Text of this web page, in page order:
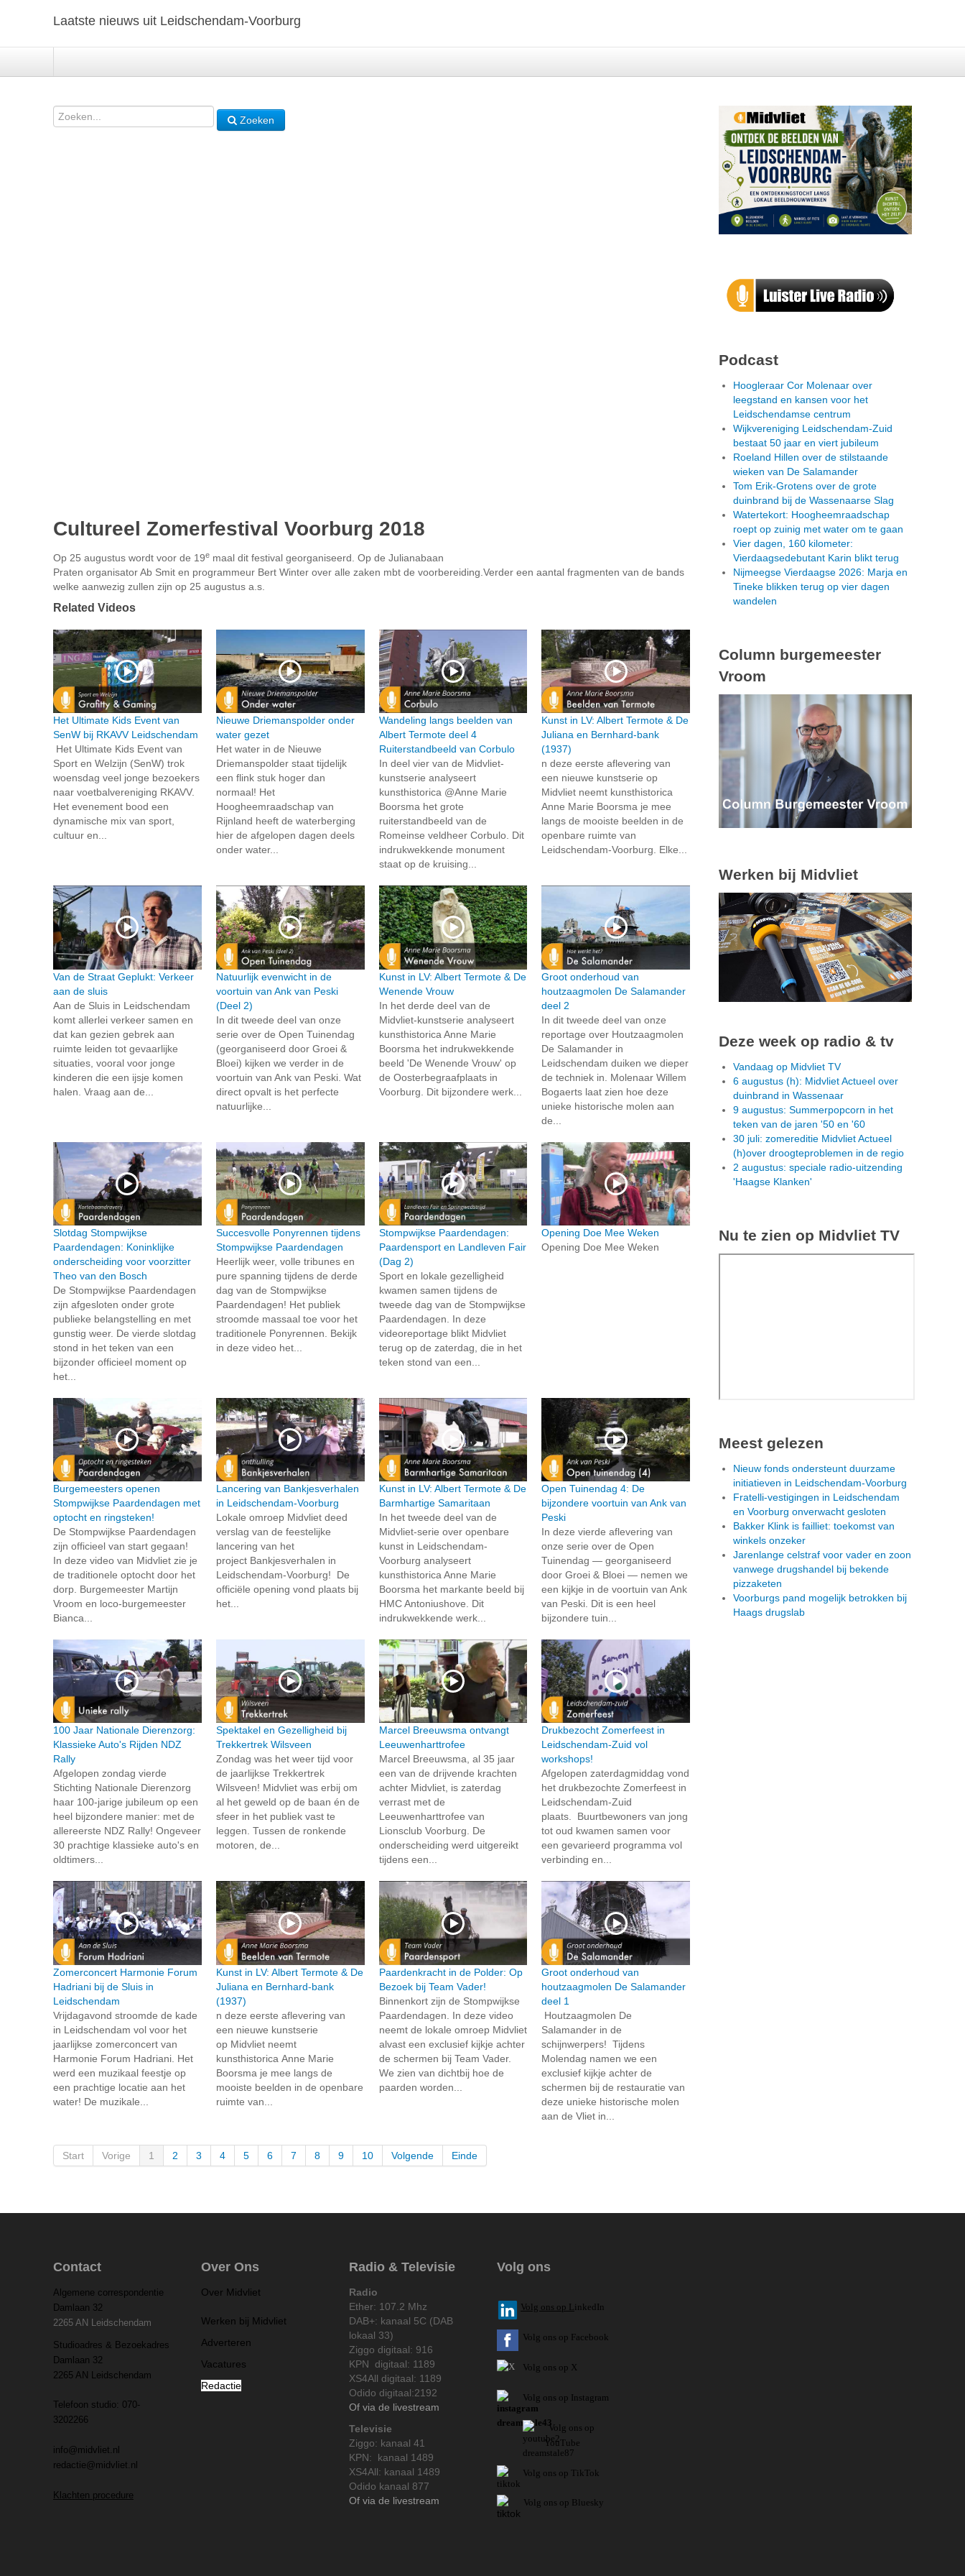
Laatste nieuws uit Leidschendam-Voorburg
Zoeken
Cultureel Zomerfestival Voorburg 2018
Op 25 augustus wordt voor de 19e maal dit festival georganiseerd. Op de Julianabaan
Praten organisator Ab Smit en programmeur Bert Winter over alle zaken mbt de voorbereiding.Verder een aantal fragmenten van de bands
welke aanwezig zullen zijn op 25 augustus a.s.
Related Videos
Het Ultimate Kids Event van
SenW bij RKAVV Leidschendam
Het Ultimate Kids Event van
Sport en Welzijn (SenW) trok
woensdag veel jonge bezoekers
naar voetbalvereniging RKAVV.
Het evenement bood een
dynamische mix van sport,
cultuur en...
Nieuwe Driemanspolder onder
water gezet
Het water in de Nieuwe
Driemanspolder staat tijdelijk
een flink stuk hoger dan
normaal! Het
Hoogheemraadschap van
Rijnland heeft de waterberging
hier de afgelopen dagen deels
onder water...
Wandeling langs beelden van
Albert Termote deel 4
Ruiterstandbeeld van Corbulo
In deel vier van de Midvliet-
kunstserie analyseert
kunsthistorica @Anne Marie
Boorsma het grote
ruiterstandbeeld van de
Romeinse veldheer Corbulo. Dit
indrukwekkende monument
staat op de kruising...
Kunst in LV: Albert Termote & De
Juliana en Bernhard-bank
(1937)
n deze eerste aflevering van
een nieuwe kunstserie op
Midvliet neemt kunsthistorica
Anne Marie Boorsma je mee
langs de mooiste beelden in de
openbare ruimte van
Leidschendam-Voorburg. Elke...
Van de Straat Geplukt: Verkeer
aan de sluis
Aan de Sluis in Leidschendam
komt allerlei verkeer samen en
dat kan gezien gebrek aan
ruimte leiden tot gevaarlijke
situaties, vooral voor jonge
kinderen die een ijsje komen
halen. Vraag aan de...
Natuurlijk evenwicht in de
voortuin van Ank van Peski
(Deel 2)
In dit tweede deel van onze
serie over de Open Tuinendag
(georganiseerd door Groei &
Bloei) kijken we verder in de
voortuin van Ank van Peski. Wat
direct opvalt is het perfecte
natuurlijke...
Kunst in LV: Albert Termote & De
Wenende Vrouw
In het derde deel van de
Midvliet-kunstserie analyseert
kunsthistorica Anne Marie
Boorsma het indrukwekkende
beeld 'De Wenende Vrouw' op
de Oosterbegraafplaats in
Voorburg. Dit bijzondere werk...
Groot onderhoud van
houtzaagmolen De Salamander
deel 2
In dit tweede deel van onze
reportage over Houtzaagmolen
De Salamander in
Leidschendam duiken we dieper
de techniek in. Molenaar Willem
Bogaerts laat zien hoe deze
unieke historische molen aan
de...
Slotdag Stompwijkse
Paardendagen: Koninklijke
onderscheiding voor voorzitter
Theo van den Bosch
De Stompwijkse Paardendagen
zijn afgesloten onder grote
publieke belangstelling en met
gunstig weer. De vierde slotdag
stond in het teken van een
bijzonder officieel moment op
het...
Succesvolle Ponyrennen tijdens
Stompwijkse Paardendagen
Heerlijk weer, volle tribunes en
pure spanning tijdens de derde
dag van de Stompwijkse
Paardendagen! Het publiek
stroomde massaal toe voor het
traditionele Ponyrennen. Bekijk
in deze video het...
Stompwijkse Paardendagen:
Paardensport en Landleven Fair
(Dag 2)
Sport en lokale gezelligheid
kwamen samen tijdens de
tweede dag van de Stompwijkse
Paardendagen. In deze
videoreportage blikt Midvliet
terug op de zaterdag, die in het
teken stond van een...
Opening Doe Mee Weken
Opening Doe Mee Weken
Burgemeesters openen
Stompwijkse Paardendagen met
optocht en ringsteken!
De Stompwijkse Paardendagen
zijn officieel van start gegaan!
In deze video van Midvliet zie je
de traditionele optocht door het
dorp. Burgemeester Martijn
Vroom en loco-burgemeester
Bianca...
Lancering van Bankjesverhalen
in Leidschendam-Voorburg
Lokale omroep Midvliet deed
verslag van de feestelijke
lancering van het
project Bankjesverhalen in
Leidschendam-Voorburg! De
officiële opening vond plaats bij
het...
Kunst in LV: Albert Termote & De
Barmhartige Samaritaan
In het tweede deel van de
Midvliet-serie over openbare
kunst in Leidschendam-
Voorburg analyseert
kunsthistorica Anne Marie
Boorsma het markante beeld bij
HMC Antoniushove. Dit
indrukwekkende werk...
Open Tuinendag 4: De
bijzondere voortuin van Ank van
Peski
In deze vierde aflevering van
onze serie over de Open
Tuinendag — georganiseerd
door Groei & Bloei — nemen we
een kijkje in de voortuin van Ank
van Peski. Dit is een heel
bijzondere tuin...
100 Jaar Nationale Dierenzorg:
Klassieke Auto's Rijden NDZ
Rally
Afgelopen zondag vierde
Stichting Nationale Dierenzorg
haar 100-jarige jubileum op een
heel bijzondere manier: met de
allereerste NDZ Rally! Ongeveer
30 prachtige klassieke auto's en
oldtimers...
Spektakel en Gezelligheid bij
Trekkertrek Wilsveen
Zondag was het weer tijd voor
de jaarlijkse Trekkertrek
Wilsveen! Midvliet was erbij om
al het geweld op de baan én de
sfeer in het publiek vast te
leggen. Tussen de ronkende
motoren, de...
Marcel Breeuwsma ontvangt
Leeuwenharttrofee
Marcel Breeuwsma, al 35 jaar
een van de drijvende krachten
achter Midvliet, is zaterdag
verrast met de
Leeuwenharttrofee van
Lionsclub Voorburg. De
onderscheiding werd uitgereikt
tijdens een...
Drukbezocht Zomerfeest in
Leidschendam-Zuid vol
workshops!
Afgelopen zaterdagmiddag vond
het drukbezochte Zomerfeest in
Leidschendam-Zuid
plaats. Buurtbewoners van jong
tot oud kwamen samen voor
een gevarieerd programma vol
verbinding en...
Zomerconcert Harmonie Forum
Hadriani bij de Sluis in
Leidschendam
Vrijdagavond stroomde de kade
in Leidschendam vol voor het
jaarlijkse zomerconcert van
Harmonie Forum Hadriani. Het
werd een muzikaal feestje op
een prachtige locatie aan het
water! De muzikale...
Kunst in LV: Albert Termote & De
Juliana en Bernhard-bank
(1937)
n deze eerste aflevering van
een nieuwe kunstserie
op Midvliet neemt
kunsthistorica Anne Marie
Boorsma je mee langs de
mooiste beelden in de openbare
ruimte van...
Paardenkracht in de Polder: Op
Bezoek bij Team Vader!
Binnenkort zijn de Stompwijkse
Paardendagen. In deze video
neemt de lokale omroep Midvliet
alvast een exclusief kijkje achter
de schermen bij Team Vader.
We zien van dichtbij hoe de
paarden worden...
Groot onderhoud van
houtzaagmolen De Salamander
deel 1
Houtzaagmolen De
Salamander in de
schijnwerpers! Tijdens
Molendag namen we een
exclusief kijkje achter de
schermen bij de restauratie van
deze unieke historische molen
aan de Vliet in...
Start Vorige 1 2 3 4 5 6 7 8 9 10 Volgende Einde
Podcast
Hoogleraar Cor Molenaar over
leegstand en kansen voor het
Leidschendamse centrum
Wijkvereniging Leidschendam-Zuid
bestaat 50 jaar en viert jubileum
Roeland Hillen over de stilstaande
wieken van De Salamander
Tom Erik-Grotens over de grote
duinbrand bij de Wassenaarse Slag
Watertekort: Hoogheemraadschap
roept op zuinig met water om te gaan
Vier dagen, 160 kilometer:
Vierdaagsedebutant Karin blikt terug
Nijmeegse Vierdaagse 2026: Marja en
Tineke blikken terug op vier dagen
wandelen
Column burgemeester
Vroom
Werken bij Midvliet
Deze week op radio & tv
Vandaag op Midvliet TV
6 augustus (h): Midvliet Actueel over
duinbrand in Wassenaar
9 augustus: Summerpopcorn in het
teken van de jaren '50 en '60
30 juli: zomereditie Midvliet Actueel
(h)over droogteproblemen in de regio
2 augustus: speciale radio-uitzending
'Haagse Klanken'
Nu te zien op Midvliet TV
Meest gelezen
Nieuw fonds ondersteunt duurzame
initiatieven in Leidschendam-Voorburg
Fratelli-vestigingen in Leidschendam
en Voorburg onverwacht gesloten
Bakker Klink is failliet: toekomst van
winkels onzeker
Jarenlange celstraf voor vader en zoon
vanwege drugshandel bij bekende
pizzaketen
Voorburgs pand mogelijk betrokken bij
Haags drugslab
Contact
Algemene correspondentie
Damlaan 32
2265 AN Leidschendam
Studioadres & Bezoekadres
Damlaan 32
2265 AN Leidschendam
Telefoon studio: 070-
3202266
info@midvliet.nl
redactie@midvliet.nl
Klachten procedure
Over Ons
Over Midvliet
Werken bij Midvliet
Adverteren
Vacatures
Redactie
Radio & Televisie
Radio
Ether: 107.2 Mhz
DAB+: kanaal 5C (DAB
lokaal 33)
Ziggo digitaal: 916
KPN digitaal: 1189
XS4All digitaal: 1189
Odido digitaal:2192
Of via de livestream
Televisie
Ziggo: kanaal 41
KPN: kanaal 1489
XS4All: kanaal 1489
Odido kanaal 877
Of via de livestream
Volg ons
Volg ons op L inkedIn
Volg ons op Facebook
Volg ons op X
Volg ons op Instagram
Volg ons op
YouTube
Volg ons op TikTok
Volg ons op Bluesky